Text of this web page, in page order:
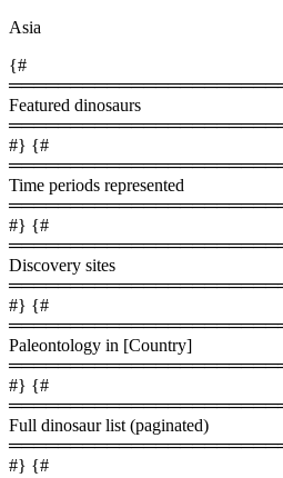
Asia
{#
Featured dinosaurs
#} {#
Time periods represented
#} {#
Discovery sites
#} {#
Paleontology in [Country]
#} {#
Full dinosaur list (paginated)
#} {#